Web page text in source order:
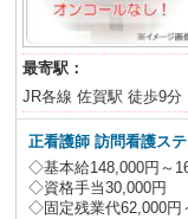
最寄駅：
JR各線 佐賀駅 徒歩9分
正看護師訪問看護ス
◇基本給148,000円～
◇資格手当30,000円
◇固定残業代62,000円